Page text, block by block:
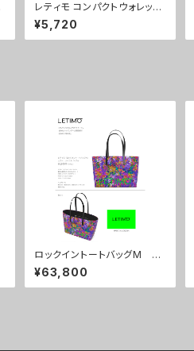
レティモ コンパクトウォレッ
ト カラー/シティーサンライ
ズ ■配送まで3週間
¥5,720
ロックイントートバッグM カ
ラー/リーフスパープル ■配
送まで約１か月
¥63,800